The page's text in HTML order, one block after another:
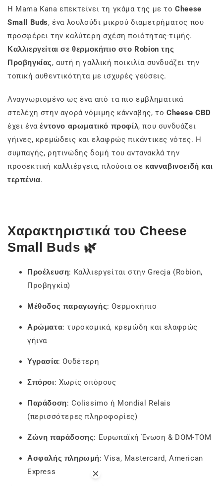
Η Mama Kana επεκτείνει τη γκάμα της με τοCheese
Small Buds, ένα λουλούδι μικρού διαμετρήματος που
προσφέρει την καλύτερη σχέση ποιότητας-τιμής.
Καλλιεργείται σε θερμοκήπιο στο Robion της
Προβηγκίας, αυτή η γαλλική ποικιλία συνδυάζει την
τοπική αυθεντικότητα με ισχυρές γεύσεις.
Αναγνωρισμένο ως ένα από τα πιο εμβληματικά
στελέχη στην αγορά νόμιμης κάνναβης, τοCheese CBD
έχει έναέντονο αρωματικό προφίλ, που συνδυάζει
γήινες, κρεμώδεις και ελαφρώς πικάντικες νότες. Η
συμπαγής, ρητινώδης δομή του αντανακλά την
προσεκτική καλλιέργεια, πλούσια σε κανναβινοειδή και
τερπένια.
Χαρακτηριστικά του Cheese
Small Buds 🌿
Προέλευση: Καλλιεργείται στην Grecja (Robion,
Προβηγκία)
Μέθοδος παραγωγής: Θερμοκήπιο
Αρώματα: τυροκομικά, κρεμώδη και ελαφρώς
γήινα
Υγρασία: Ουδέτερη
Σπόροι: Χωρίς σπόρους
Παράδοση: Colissimo ή Mondial Relais
(περισσότερες πληροφορίες)
Ζώνη παράδοσης: Ευρωπαϊκή Ένωση & DOM-TOM
Ασφαλής πληρωμή: Visa, Mastercard, American
Express